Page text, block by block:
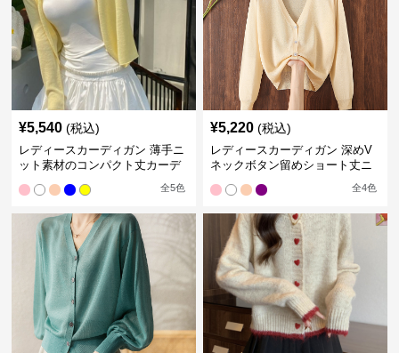
¥5,540 (税込)
レディースカーディガン 薄手ニ
ット素材のコンパクト丈カーデ
全5色
¥5,220 (税込)
レディースカーディガン 深めV
ネックボタン留めショート丈ニ
全4色